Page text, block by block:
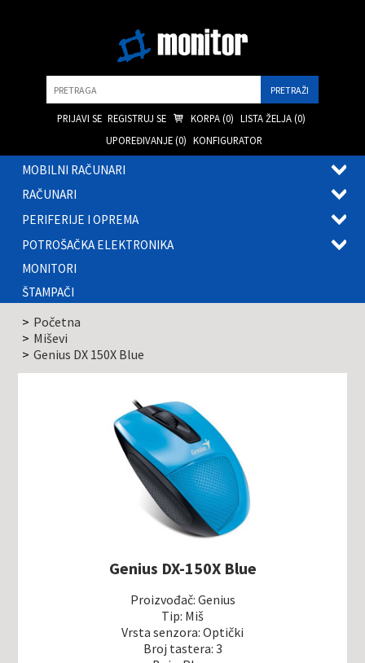
PRIJAVI SE REGISTRUJ SE KORPA (0) LISTA ŽELJA (0)
UPOREĐIVANJE (0) KONFIGURATOR
MOBILNI RAČUNARI
RAČUNARI
PERIFERIJE I OPREMA
POTROŠAČKA ELEKTRONIKA
MONITORI
ŠTAMPAČI
Početna
Miševi
Genius DX 150X Blue
Genius DX-150X Blue
Proizvođač: Genius
Tip: Miš
Vrsta senzora: Optički
Broj tastera: 3